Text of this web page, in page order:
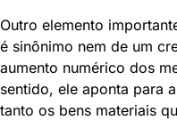
Outro elemento
é sinônimo nem de um
aumento numérico dos
sentido, ele aponta para
tanto os bens materiais